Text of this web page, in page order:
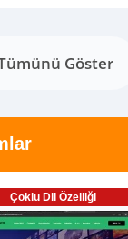
Göster
Çoklu Dil Özelliği